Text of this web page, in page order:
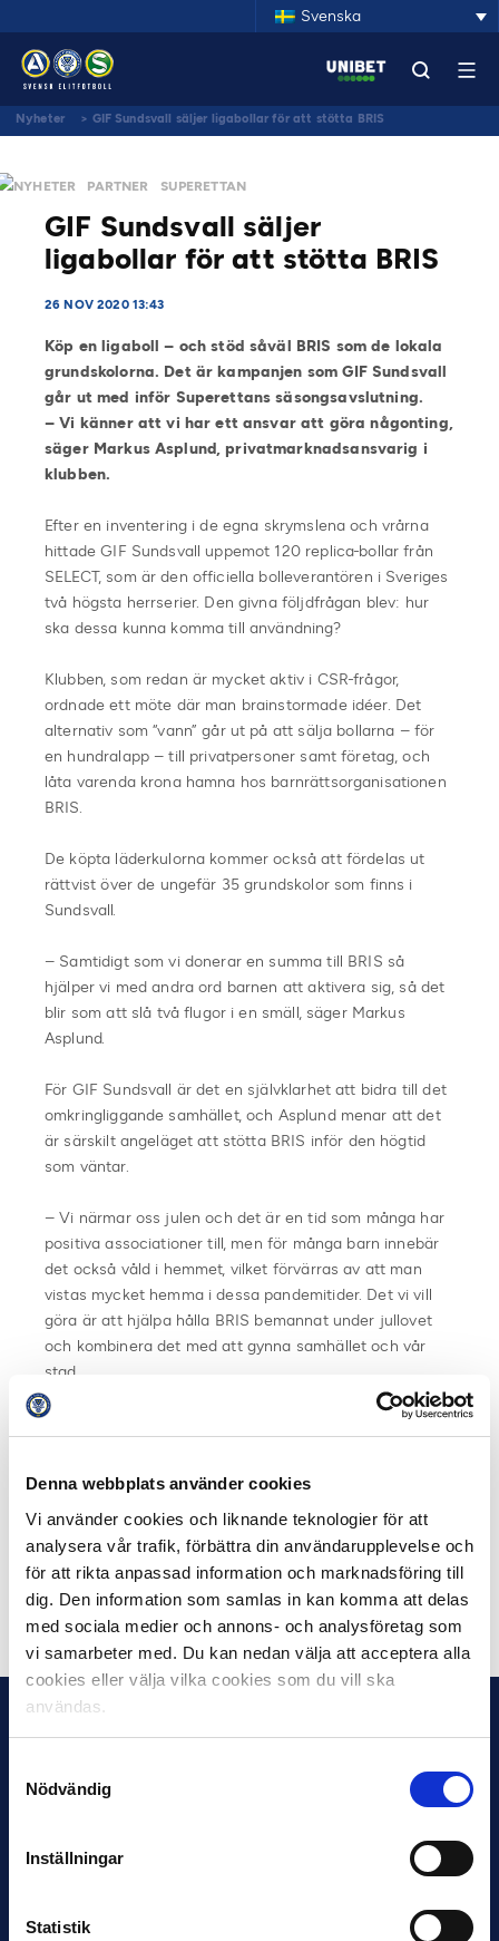
Denna webbplats använder cookies
Vi använder cookies och liknande teknologier för att
analysera vår trafik, förbättra din användarupplevelse och
för att rikta anpassad information och marknadsföring till
dig. Den information som samlas in kan komma att delas
med sociala medier och annons- och analysföretag som
vi samarbeter med. Du kan nedan välja att acceptera alla
cookies eller välja vilka cookies som du vill ska
användas.
Nödvändig
Inställningar
Statistik
Svenska
Nyheter > GIF Sundsvall säljer ligabollar för att stötta BRIS
NYHETER PARTNER SUPERETTAN
GIF Sundsvall säljer
ligabollar för att stötta BRIS
26 NOV 2020 13:43
Köp en ligaboll – och stöd såväl BRIS som de lokala
grundskolorna. Det är kampanjen som GIF Sundsvall
går ut med inför Superettans säsongsavslutning.
– Vi känner att vi har ett ansvar att göra någonting,
säger Markus Asplund, privatmarknadsansvarig i
klubben.
Efter en inventering i de egna skrymslena och vrårna
hittade GIF Sundsvall uppemot 120 replica-bollar från
SELECT, som är den officiella bolleverantören i Sveriges
två högsta herrserier. Den givna följdfrågan blev: hur
ska dessa kunna komma till användning?
Klubben, som redan är mycket aktiv i CSR-frågor,
ordnade ett möte där man brainstormade idéer. Det
alternativ som “vann” går ut på att sälja bollarna – för
en hundralapp – till privatpersoner samt företag, och
låta varenda krona hamna hos barnrättsorganisationen
BRIS.
De köpta läderkulorna kommer också att fördelas ut
rättvist över de ungefär 35 grundskolor som finns i
Sundsvall.
– Samtidigt som vi donerar en summa till BRIS så
hjälper vi med andra ord barnen att aktivera sig, så det
blir som att slå två flugor i en smäll, säger Markus
Asplund.
För GIF Sundsvall är det en självklarhet att bidra till det
omkringliggande samhället, och Asplund menar att det
är särskilt angeläget att stötta BRIS inför den högtid
som väntar.
– Vi närmar oss julen och det är en tid som många har
positiva associationer till, men för många barn innebär
det också våld i hemmet, vilket förvärras av att man
vistas mycket hemma i dessa pandemitider. Det vi vill
göra är att hjälpa hålla BRIS bemannat under jullovet
och kombinera det med att gynna samhället och vår
stad.
Förhoppningen är att samtliga bollar ska bli sålda, och
ändamålet.
Köper bollar – eller skänker en slant – gör du via GIF
Sundsvalls webbplats.
Dela på Facebook Dela på Twitter